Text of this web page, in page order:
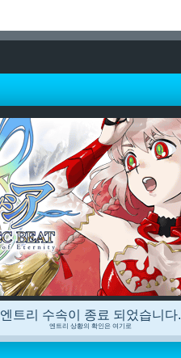
엔트리 수속이 종료 되었습니다.
엔트리 상황의 확인은 여기로